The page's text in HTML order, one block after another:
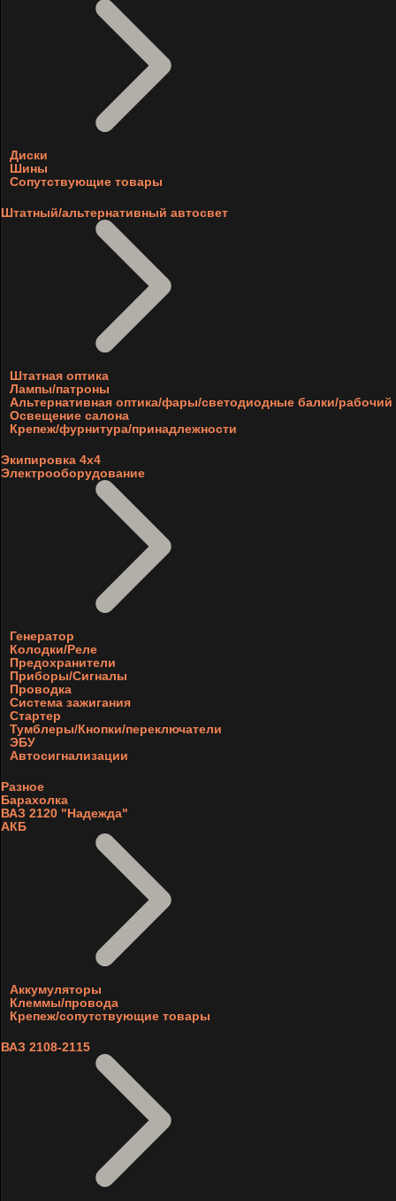
Диски
Шины
Сопутствующие товары
Штатный/альтернативный автосвет
Штатная оптика
Лампы/патроны
Альтернативная оптика/фары/светодиодные балки/рабочий
Освещение салона
Крепеж/фурнитура/принадлежности
Экипировка 4х4
Электрооборудование
Генератор
Колодки/Реле
Предохранители
Приборы/Сигналы
Проводка
Система зажигания
Стартер
Тумблеры/Кнопки/переключатели
ЭБУ
Автосигнализации
Разное
Барахолка
ВАЗ 2120 "Надежда"
АКБ
Аккумуляторы
Клеммы/провода
Крепеж/сопутствующие товары
ВАЗ 2108-2115